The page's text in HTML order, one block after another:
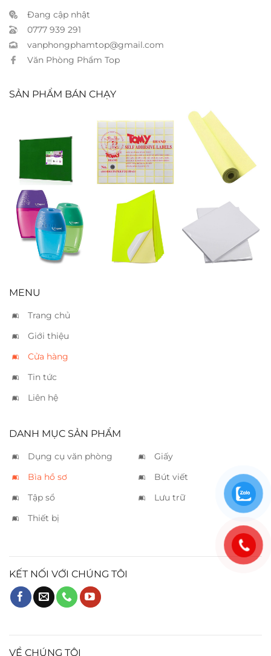
Đang cập nhật
0777 939 291
vanphongphamtop@gmail.com
Văn Phòng Phẩm Top
SẢN PHẨM BÁN CHẠY
Bảng nhung
0.4 x 0.6
Nhãn decal
Tomy 110
(16x22mm)
Giấy bìa A3
vàng
Chuốt chì
Maped vuông
Nhãn decal dạ
quang A4 vàng
Giấy thuốc in
MENU
Trang chủ
Giới thiệu
Cửa hàng
Tin tức
Liên hệ
DANH MỤC SẢN PHẨM
Dụng cụ văn phòng
Giấy
Bìa hồ sơ
Bút viết
Tập sổ
Lưu trữ
Thiết bị
KẾT NỐI VỚI CHÚNG TÔI
VỀ CHÚNG TÔI